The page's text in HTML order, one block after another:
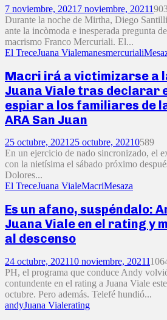
7 noviembre, 2021 7 noviembre, 20211
Durante la noche de Mirtha, Diego
ante la incòmoda e inesperada pregunta
macrismo Franco Mercuriali. El...
El TreceJuana Vialemanesmercuriali
Macri irá a victimizarse a
Juana Viale tras declarar
espiar a los familiares de
ARA San Juan
25 octubre, 2021 25 octubre, 20210589
En un ejercicio de nado sincronizado, el
con la nietísima el sábado próximo
Dolores...
El TreceJuana VialeMacriMesaza
Es un afano, suspéndalo:
Juana Viale en el rating y
al descenso
24 octubre, 202110 noviembre, 20211
PH, el programa que conduce Andy
contundente en el rating a Juana Viale
octubre. Pero además. Telefé hundió...
andyJuana Vialerating